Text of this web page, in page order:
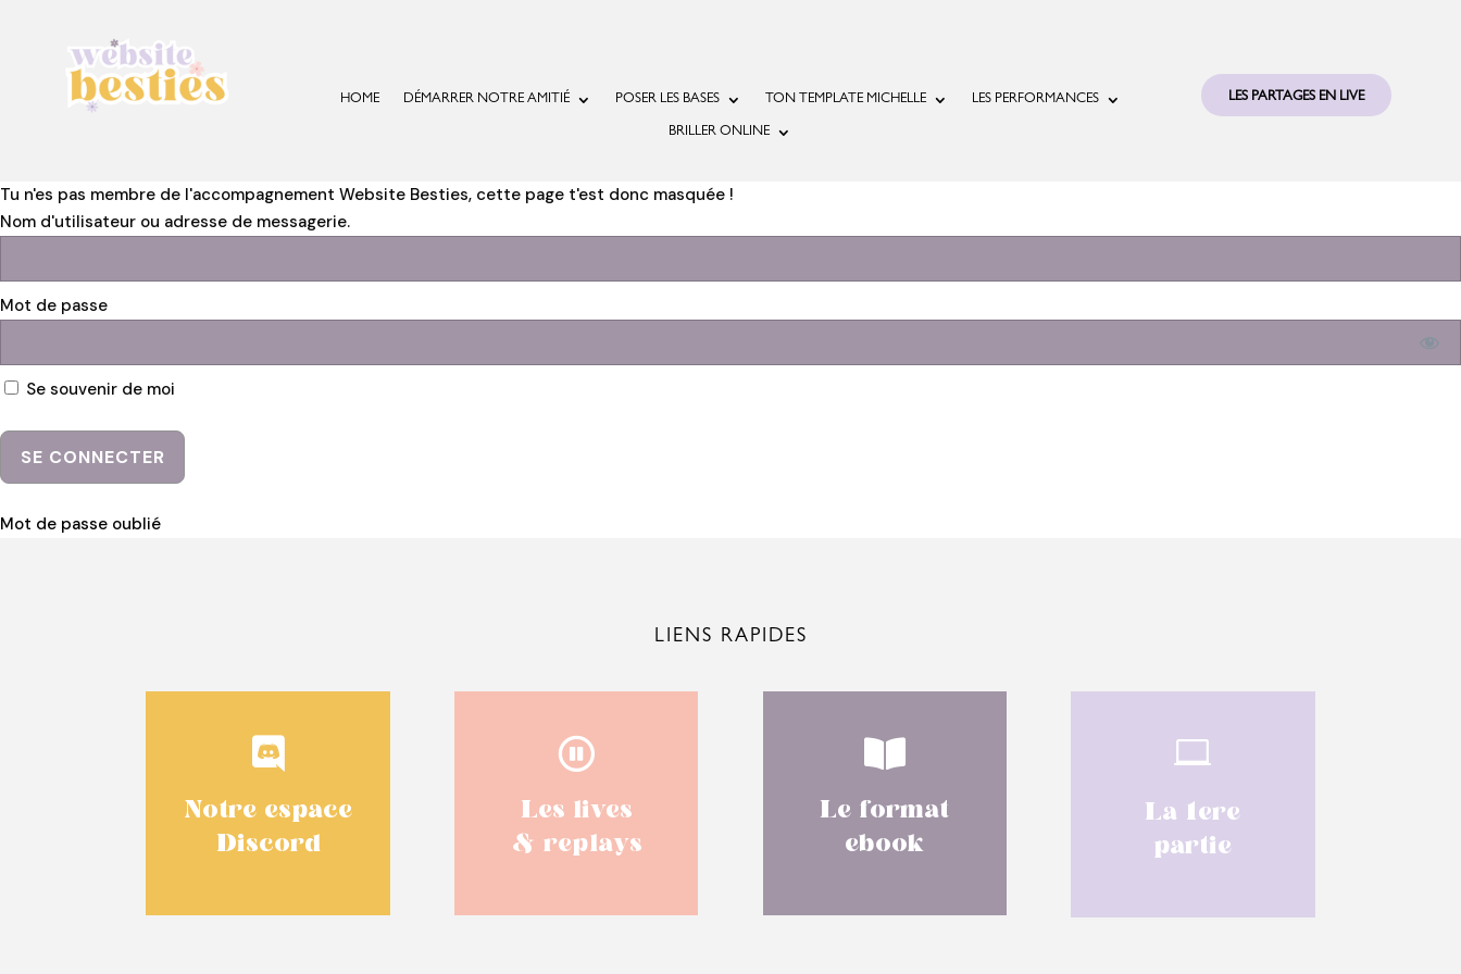
HOME DÉMARRER NOTRE AMITIÉ POSER LES BASES TON TEMPLATE MICHELLE LES PERFORMANCES
BRILLER ONLINE
LES PARTAGES EN LIVE
Tu n'es pas membre de l'accompagnement Website Besties, cette page t'est donc masquée !
Nom d'utilisateur ou adresse de messagerie.
Mot de passe
Se souvenir de moi
Mot de passe oublié
LIENS RAPIDES

Notre espace
Discord

Les lives
& replays

Le format
ebook

La 1ere
partie